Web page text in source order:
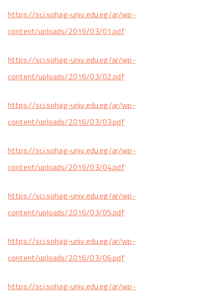
https://sci.sohag-univ.edu.eg/ar/wp-
content/uploads/2016/03/01.pdf
https://sci.sohag-univ.edu.eg/ar/wp-
content/uploads/2016/03/02.pdf
https://sci.sohag-univ.edu.eg/ar/wp-
content/uploads/2016/03/03.pdf
https://sci.sohag-univ.edu.eg/ar/wp-
content/uploads/2016/03/04.pdf
https://sci.sohag-univ.edu.eg/ar/wp-
content/uploads/2016/03/05.pdf
https://sci.sohag-univ.edu.eg/ar/wp-
content/uploads/2016/03/06.pdf
https://sci.sohag-univ.edu.eg/ar/wp-